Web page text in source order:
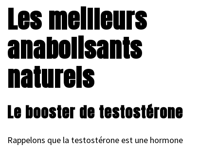
Les meilleurs
anabolisants
naturels
Le booster de testostérone
Rappelons que la testostérone est une hormone